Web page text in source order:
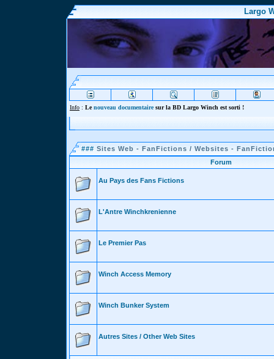
Largo
Info : Lenouveau documentairesur la BD Largo Winch est sorti !
### Sites Web - FanFictions / Websites -
Forum
Au Pays des Fans Fictions
L'Antre Winchkrenienne
Le Premier Pas
Winch Access Memory
Winch Bunker System
Autres Sites / Other Web Sites